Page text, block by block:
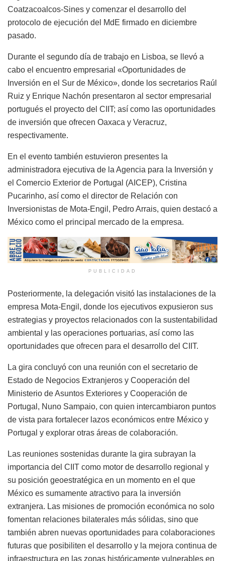
Coatzacoalcos-Sines y comenzar el desarrollo del
protocolo de ejecución del MdE firmado en diciembre
pasado.
Durante el segundo día de trabajo en Lisboa, se llevó a
cabo el encuentro empresarial «Oportunidades de
Inversión en el Sur de México», donde los secretarios Raúl
Ruiz y Enrique Nachón presentaron al sector empresarial
portugués el proyecto del CIIT; así como las oportunidades
de inversión que ofrecen Oaxaca y Veracruz,
respectivamente.
En el evento también estuvieron presentes la
administradora ejecutiva de la Agencia para la Inversión y
el Comercio Exterior de Portugal (AICEP), Cristina
Pucarinho, así como el director de Relación con
Inversionistas de Mota-Engil, Pedro Arrais, quien destacó a
México como el principal mercado de la empresa.
PUBLICIDAD
Posteriormente, la delegación visitó las instalaciones de la
empresa Mota-Engil, donde los ejecutivos expusieron sus
estrategias y proyectos relacionados con la sustentabilidad
ambiental y las operaciones portuarias, así como las
oportunidades que ofrecen para el desarrollo del CIIT.
La gira concluyó con una reunión con el secretario de
Estado de Negocios Extranjeros y Cooperación del
Ministerio de Asuntos Exteriores y Cooperación de
Portugal, Nuno Sampaio, con quien intercambiaron puntos
de vista para fortalecer lazos económicos entre México y
Portugal y explorar otras áreas de colaboración.
Las reuniones sostenidas durante la gira subrayan la
importancia del CIIT como motor de desarrollo regional y
su posición geoestratégica en un momento en el que
México es sumamente atractivo para la inversión
extranjera. Las misiones de promoción económica no solo
fomentan relaciones bilaterales más sólidas, sino que
también abren nuevas oportunidades para colaboraciones
futuras que posibiliten el desarrollo y la mejora continua de
infraestructura en las zonas históricamente vulnerables en